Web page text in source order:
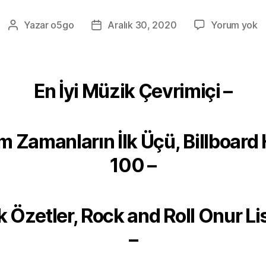
Yazının
Yazar o5go
YazıAralık 30, 2020 Yorum yok5G
En İyi Müzik Çevrimiçi –
Zamanların İlk Üçü, Billboard
100 –
Özetler, Rock and Roll Onur
–